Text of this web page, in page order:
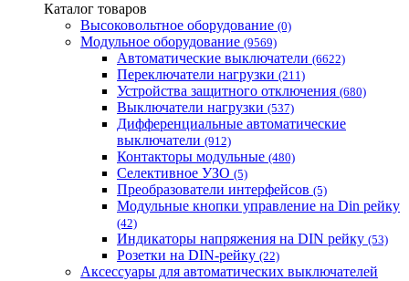
Каталог товаров
Высоковольтное оборудование (0)
Модульное оборудование (9569)
Автоматические выключатели (6622)
Переключатели нагрузки (211)
Устройства защитного отключения (680)
Выключатели нагрузки (537)
Дифференциальные автоматические
выключатели (912)
Контакторы модульные (480)
Селективное УЗО (5)
Преобразователи интерфейсов (5)
Модульные кнопки управление на Din рейку
(42)
Индикаторы напряжения на DIN рейку (53)
Розетки на DIN-рейку (22)
Аксессуары для автоматических выключателей